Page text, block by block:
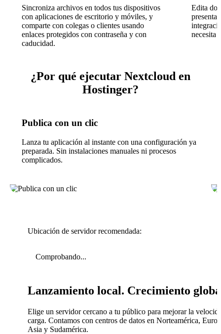
Sincroniza archivos en todos tus dispositivos
con aplicaciones de escritorio y móviles, y
comparte con colegas o clientes usando
enlaces protegidos con contraseña y con
caducidad.
Edita
necesita
¿Por qué ejecutar Nextcloud en
Hostinger?
Publica con un clic
Lanza tu aplicación al instante con una configuración ya
preparada. Sin instalaciones manuales ni procesos
complicados.
Ubicación de servidor recomendada:
Comprobando...
Lanzamiento local. Crecimiento
Elige un servidor cercano a tu público para mejorar la
carga. Contamos con centros de datos en Norteamérica,
Asia y Sudamérica.